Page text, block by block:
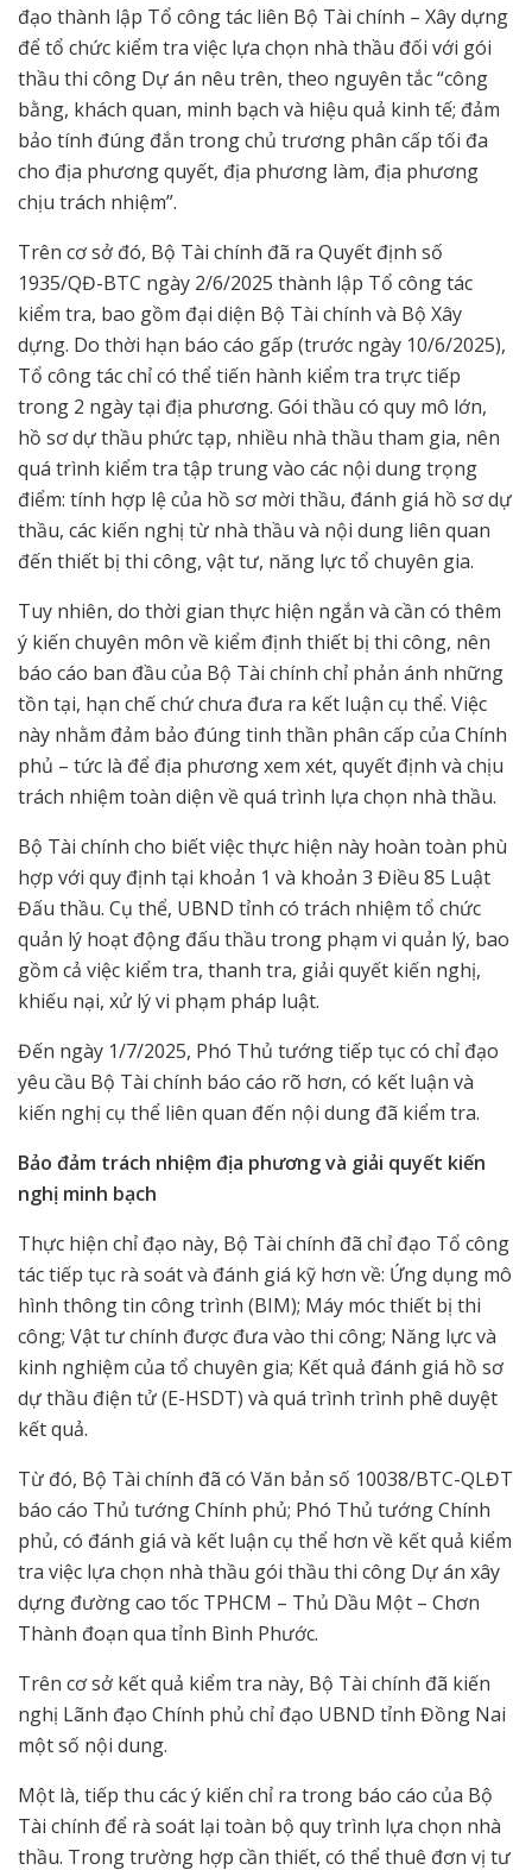
đạo thành lập Tổ công tác liên Bộ Tài chính – Xây dựng
để tổ chức kiểm tra việc lựa chọn nhà thầu đối với gói
thầu thi công Dự án nêu trên, theo nguyên tắc “công
bằng, khách quan, minh bạch và hiệu quả kinh tế; đảm
bảo tính đúng đắn trong chủ trương phân cấp tối đa
cho địa phương quyết, địa phương làm, địa phương
chịu trách nhiệm”.
Trên cơ sở đó, Bộ Tài chính đã ra Quyết định số
1935/QĐ-BTC ngày 2/6/2025 thành lập Tổ công tác
kiểm tra, bao gồm đại diện Bộ Tài chính và Bộ Xây
dựng. Do thời hạn báo cáo gấp (trước ngày 10/6/2025),
Tổ công tác chỉ có thể tiến hành kiểm tra trực tiếp
trong 2 ngày tại địa phương. Gói thầu có quy mô lớn,
hồ sơ dự thầu phức tạp, nhiều nhà thầu tham gia, nên
quá trình kiểm tra tập trung vào các nội dung trọng
điểm: tính hợp lệ của hồ sơ mời thầu, đánh giá hồ sơ dự
thầu, các kiến nghị từ nhà thầu và nội dung liên quan
đến thiết bị thi công, vật tư, năng lực tổ chuyên gia.
Tuy nhiên, do thời gian thực hiện ngắn và cần có thêm
ý kiến chuyên môn về kiểm định thiết bị thi công, nên
báo cáo ban đầu của Bộ Tài chính chỉ phản ánh những
tồn tại, hạn chế chứ chưa đưa ra kết luận cụ thể. Việc
này nhằm đảm bảo đúng tinh thần phân cấp của Chính
phủ – tức là để địa phương xem xét, quyết định và chịu
trách nhiệm toàn diện về quá trình lựa chọn nhà thầu.
Bộ Tài chính cho biết việc thực hiện này hoàn toàn phù
hợp với quy định tại khoản 1 và khoản 3 Điều 85 Luật
Đấu thầu. Cụ thể, UBND tỉnh có trách nhiệm tổ chức
quản lý hoạt động đấu thầu trong phạm vi quản lý, bao
gồm cả việc kiểm tra, thanh tra, giải quyết kiến nghị,
khiếu nại, xử lý vi phạm pháp luật.
Đến ngày 1/7/2025, Phó Thủ tướng tiếp tục có chỉ đạo
yêu cầu Bộ Tài chính báo cáo rõ hơn, có kết luận và
kiến nghị cụ thể liên quan đến nội dung đã kiểm tra.
Bảo đảm trách nhiệm địa phương và giải quyết kiến
nghị minh bạch
Thực hiện chỉ đạo này, Bộ Tài chính đã chỉ đạo Tổ công
tác tiếp tục rà soát và đánh giá kỹ hơn về: Ứng dụng mô
hình thông tin công trình (BIM); Máy móc thiết bị thi
công; Vật tư chính được đưa vào thi công; Năng lực và
kinh nghiệm của tổ chuyên gia; Kết quả đánh giá hồ sơ
dự thầu điện tử (E-HSDT) và quá trình trình phê duyệt
kết quả.
Từ đó, Bộ Tài chính đã có Văn bản số 10038/BTC-QLĐT
báo cáo Thủ tướng Chính phủ; Phó Thủ tướng Chính
phủ, có đánh giá và kết luận cụ thể hơn về kết quả kiểm
tra việc lựa chọn nhà thầu gói thầu thi công Dự án xây
dựng đường cao tốc TPHCM – Thủ Dầu Một – Chơn
Thành đoạn qua tỉnh Bình Phước.
Trên cơ sở kết quả kiểm tra này, Bộ Tài chính đã kiến
nghị Lãnh đạo Chính phủ chỉ đạo UBND tỉnh Đồng Nai
một số nội dung.
Một là, tiếp thu các ý kiến chỉ ra trong báo cáo của Bộ
Tài chính để rà soát lại toàn bộ quy trình lựa chọn nhà
thầu. Trong trường hợp cần thiết, có thể thuê đơn vị tư